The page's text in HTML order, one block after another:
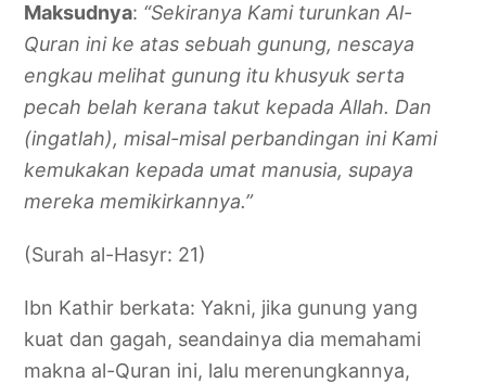
Maksudnya: “Sekiranya Kami turunkan Al-
Quran ini ke atas sebuah gunung, nescaya
engkau melihat gunung itu khusyuk serta
pecah belah kerana takut kepada Allah. Dan
(ingatlah), misal-misal perbandingan ini Kami
kemukakan kepada umat manusia, supaya
mereka memikirkannya.”
(Surah al-Hasyr: 21)
Ibn Kathir berkata: Yakni, jika gunung yang
kuat dan gagah, seandainya dia memahami
makna al-Quran ini, lalu merenungkannya,